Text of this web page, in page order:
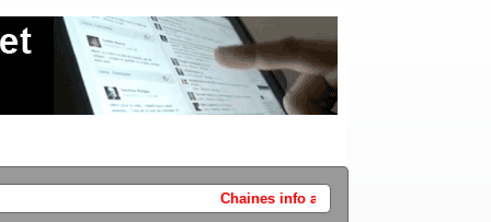
Chaines info audience dimanche 15 février + « BFM Dimanche Soir